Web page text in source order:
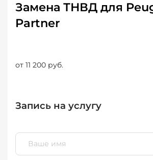
Замена ТНВД для
Partner
от 11 200 руб.
Запись на услугу